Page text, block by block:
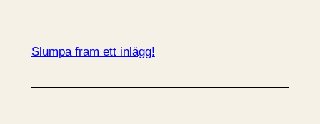
Slumpa fram ett inlägg!